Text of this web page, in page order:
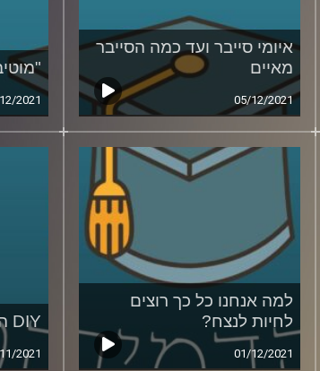
איומי סייבר ועד כמה הסייבר
מאיים
05/12/2021
2021
למה אנחנו כל כך רוצים
לחיות לנצח?
01/12/2021
DIY הדור הבא
2021